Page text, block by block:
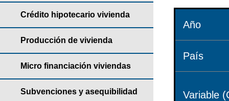
Crédito hipotecario vivienda
Producción de vivienda
Micro financiación viviendas
Subvenciones y asequibilidad
Año
País
Variable